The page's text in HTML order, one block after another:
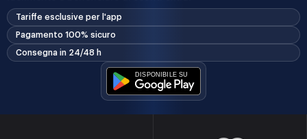
Tariffe esclusive per l'app
Pagamento 100% sicuro
Consegna in 24/48 h